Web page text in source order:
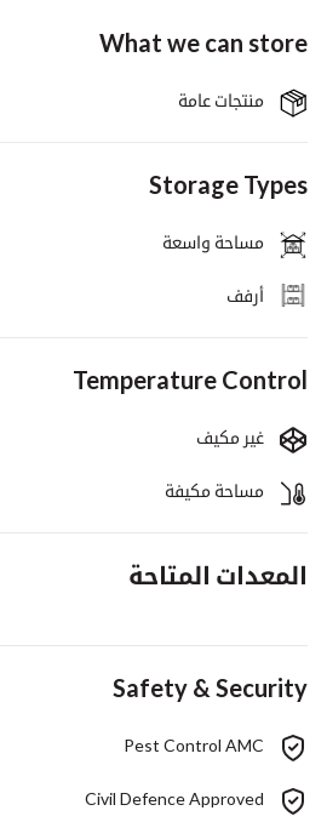
What we can store
منتجات عامة
Storage Types
مساحة واسعة
أرفف
Temperature Control
غير مكيف
مساحة مكيفة
المعدات المتاحة
Safety & Security
Pest Control AMC
Civil Defence Approved